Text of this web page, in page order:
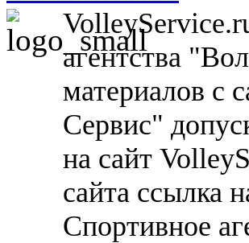
агентства
материалов с
Сервис"
на сайт
сайта ссылка
Спортивное